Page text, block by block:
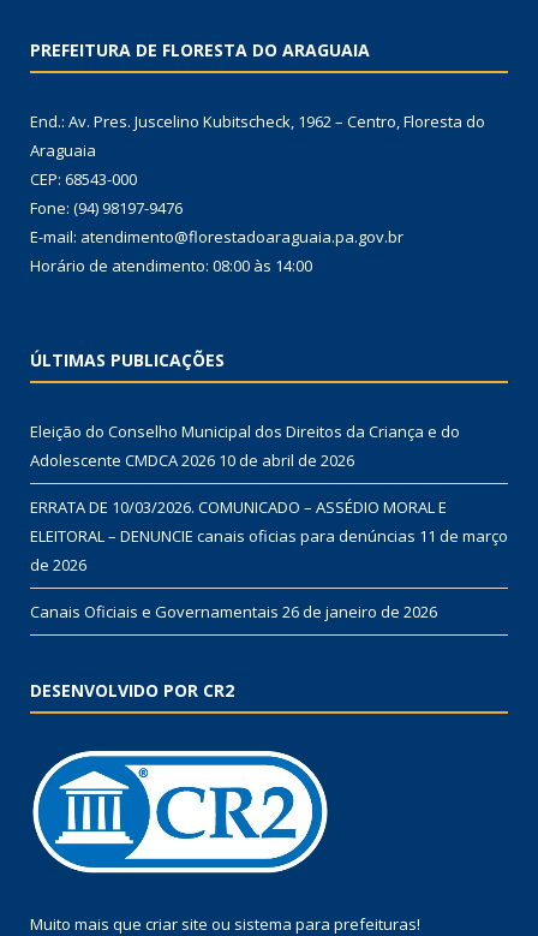
PREFEITURA DE FLORESTA DO ARAGUAIA
End.: Av. Pres. Juscelino Kubitscheck, 1962 – Centro, Floresta do
Araguaia
CEP: 68543-000
Fone: (94) 98197-9476
E-mail: atendimento@florestadoaraguaia.pa.gov.br
Horário de atendimento: 08:00 às 14:00
ÚLTIMAS PUBLICAÇÕES
Eleição do Conselho Municipal dos Direitos da Criança e do
Adolescente CMDCA 2026 10 de abril de 2026
ERRATA DE 10/03/2026. COMUNICADO – ASSÉDIO MORAL E
ELEITORAL – DENUNCIE canais oficias para denúncias 11 de março
de 2026
Canais Oficiais e Governamentais 26 de janeiro de 2026
DESENVOLVIDO POR CR2
Muito mais que criar site ou sistema para prefeituras!